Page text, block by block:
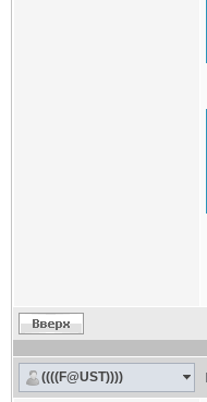
((((F@UST))))